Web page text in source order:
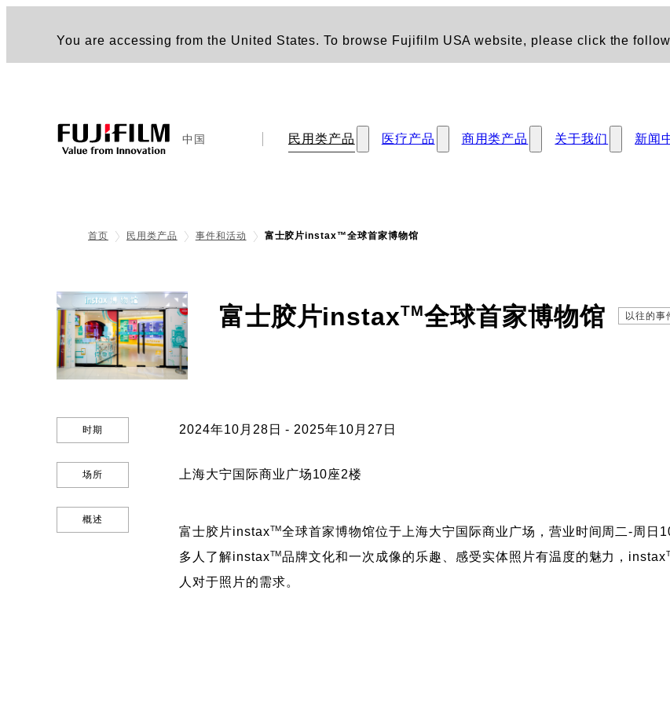
You are accessing from the United States. To browse Fujifilm USA website, please click the
中国 民用类产品 医疗产品 商用类产品 关于我们 新闻
首页 民用类产品 事件和活动 富士胶片instax™全球首家博物馆
富士胶片instaxTM全球首家博物馆 以往的事
时期 2024年10月28日 - 2025年10月27日
场所 上海大宁国际商业广场10座2楼
概述
富士胶片instaxTM全球首家博物馆位于上海大宁国际商业广场，营业时间周二-周
多人了解instaxTM品牌文化和一次成像的乐趣、感受实体照片有温度的魅力，instax
人对于照片的需求。